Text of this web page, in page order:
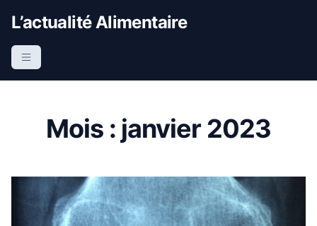
t
L’actualité Alimentaire
Mois : janvier 2023